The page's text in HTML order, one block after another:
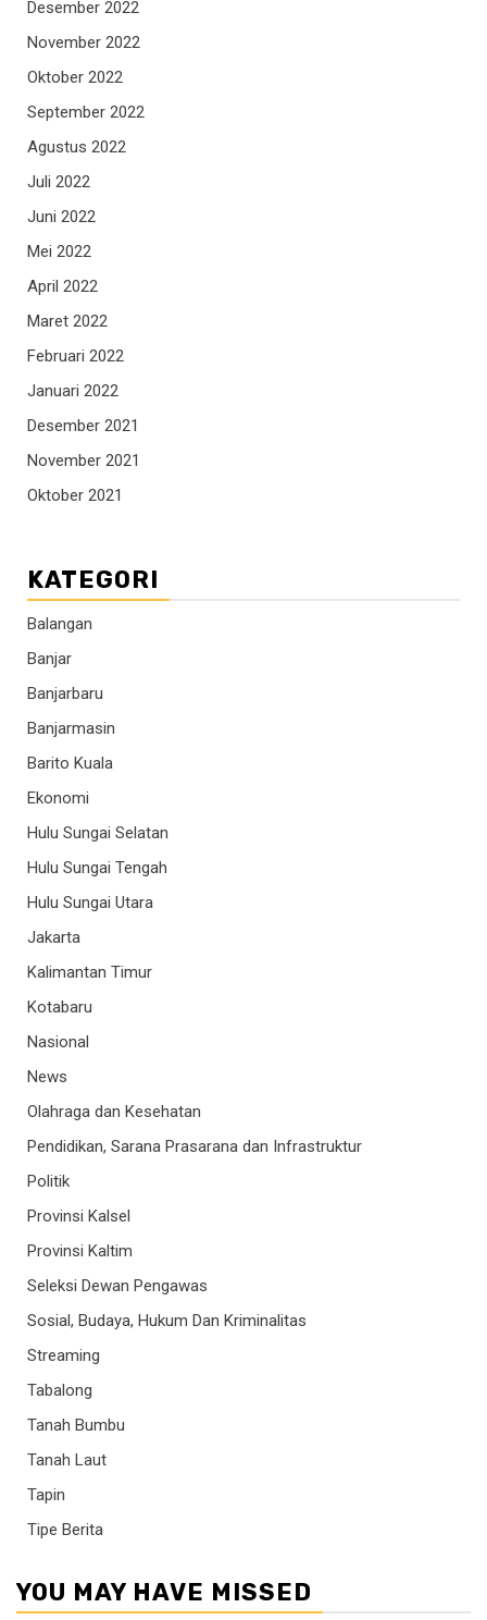
Desember 2022
November 2022
Oktober 2022
September 2022
Agustus 2022
Juli 2022
Juni 2022
Mei 2022
April 2022
Maret 2022
Februari 2022
Januari 2022
Desember 2021
November 2021
Oktober 2021
KATEGORI
Balangan
Banjar
Banjarbaru
Banjarmasin
Barito Kuala
Ekonomi
Hulu Sungai Selatan
Hulu Sungai Tengah
Hulu Sungai Utara
Jakarta
Kalimantan Timur
Kotabaru
Nasional
News
Olahraga dan Kesehatan
Pendidikan, Sarana Prasarana dan Infrastruktur
Politik
Provinsi Kalsel
Provinsi Kaltim
Seleksi Dewan Pengawas
Sosial, Budaya, Hukum Dan Kriminalitas
Streaming
Tabalong
Tanah Bumbu
Tanah Laut
Tapin
Tipe Berita
YOU MAY HAVE MISSED